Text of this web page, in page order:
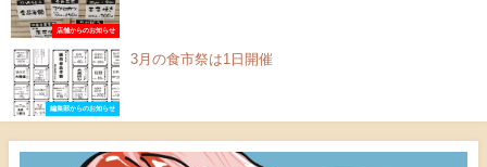
店舗からのお知らせ
編集部からのお知らせ
3月の食市祭は1日開催